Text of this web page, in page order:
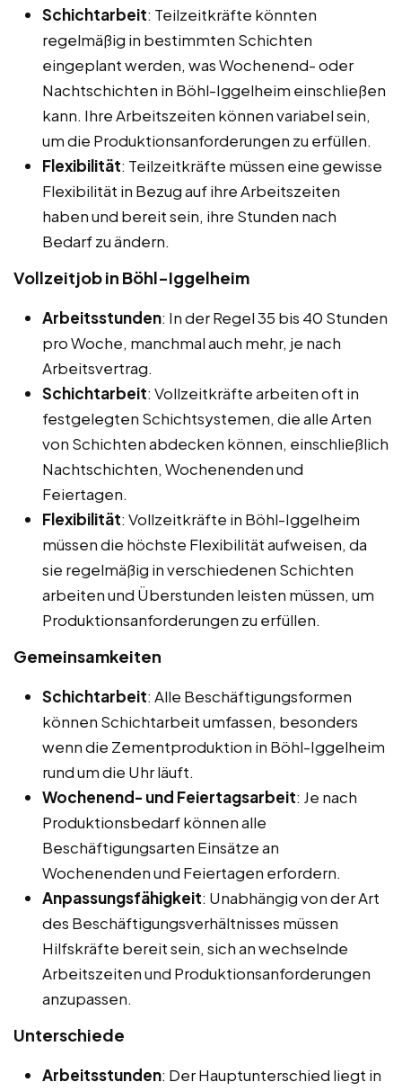
Schichtarbeit: Teilzeitkräfte könnten
regelmäßig in bestimmten Schichten
eingeplant werden, was Wochenend- oder
Nachtschichten in Böhl-Iggelheim einschließen
kann. Ihre Arbeitszeiten können variabel sein,
um die Produktionsanforderungen zu erfüllen.
Flexibilität: Teilzeitkräfte müssen eine gewisse
Flexibilität in Bezug auf ihre Arbeitszeiten
haben und bereit sein, ihre Stunden nach
Bedarf zu ändern.
Vollzeitjob in Böhl-Iggelheim
Arbeitsstunden: In der Regel 35 bis 40 Stunden
pro Woche, manchmal auch mehr, je nach
Arbeitsvertrag.
Schichtarbeit: Vollzeitkräfte arbeiten oft in
festgelegten Schichtsystemen, die alle Arten
von Schichten abdecken können, einschließlich
Nachtschichten, Wochenenden und
Feiertagen.
Flexibilität: Vollzeitkräfte in Böhl-Iggelheim
müssen die höchste Flexibilität aufweisen, da
sie regelmäßig in verschiedenen Schichten
arbeiten und Überstunden leisten müssen, um
Produktionsanforderungen zu erfüllen.
Gemeinsamkeiten
Schichtarbeit: Alle Beschäftigungsformen
können Schichtarbeit umfassen, besonders
wenn die Zementproduktion in Böhl-Iggelheim
rund um die Uhr läuft.
Wochenend- und Feiertagsarbeit: Je nach
Produktionsbedarf können alle
Beschäftigungsarten Einsätze an
Wochenenden und Feiertagen erfordern.
Anpassungsfähigkeit: Unabhängig von der Art
des Beschäftigungsverhältnisses müssen
Hilfskräfte bereit sein, sich an wechselnde
Arbeitszeiten und Produktionsanforderungen
anzupassen.
Unterschiede
Arbeitsstunden: Der Hauptunterschied liegt in